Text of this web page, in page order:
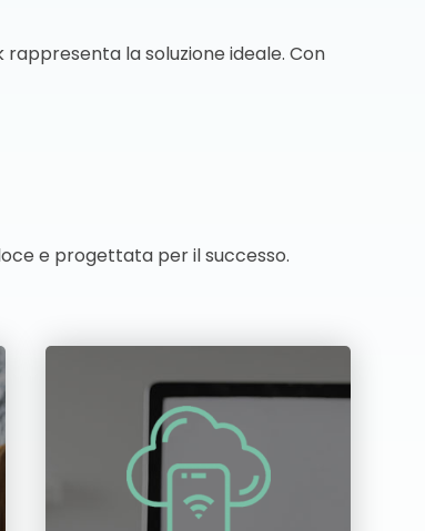
la soluzione ideale. Con
e progettata per il successo.